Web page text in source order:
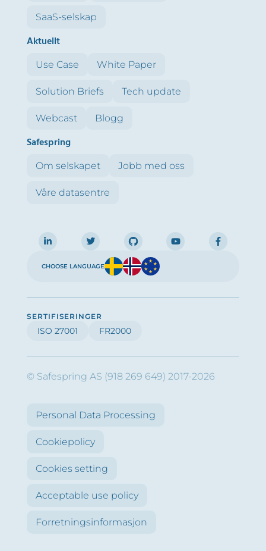
SaaS-selskap
Aktuellt
Use Case White Paper
Solution Briefs Tech update
Webcast Blogg
Safespring
Om selskapet Jobb med oss
Våre datasentre
CHOOSE LANGUAGE
SERTIFISERINGER
ISO 27001 FR2000
© Safespring AS (918 269 649) 2017-2026
Personal Data Processing
Cookiepolicy
Cookies setting
Acceptable use policy
Forretningsinformasjon